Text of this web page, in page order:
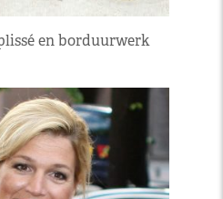
en borduurwerk